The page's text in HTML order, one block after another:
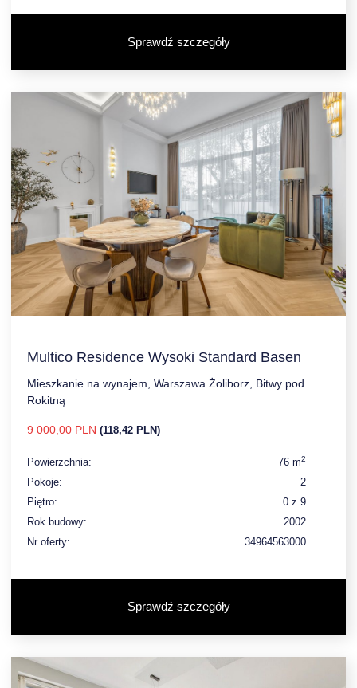
Sprawdź szczegóły
Multico Residence Wysoki Standard Basen
Mieszkanie na wynajem, Warszawa Żoliborz, Bitwy pod
Rokitną
9 000,00 PLN (118,42 PLN)
Powierzchnia: 76 m2
Pokoje:
2
Piętro:
0 z 9
Rok budowy:
2002
Nr oferty:
34964563000
Sprawdź szczegóły